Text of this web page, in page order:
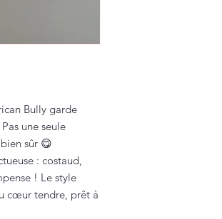
Bully garde
une seule
sûr 😋
: costaud,
! Le style
cœur tendre, prêt à